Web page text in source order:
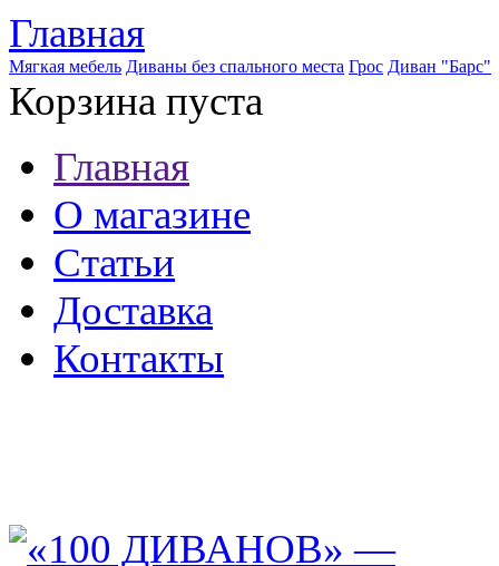
Главная
Мягкая мебель Диваны без спального места Грос Диван "Барс"
Корзина пуста
Главная
О магазине
Статьи
Доставка
Контакты